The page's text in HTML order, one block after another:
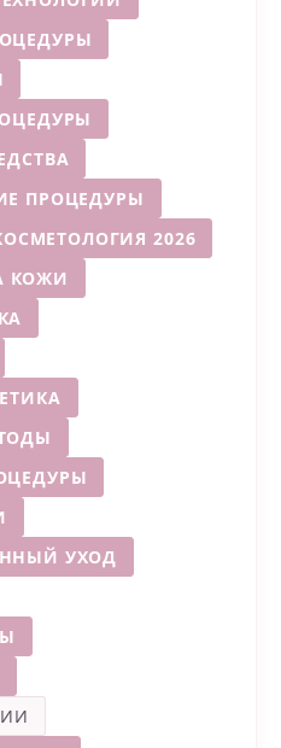
ПРОЦЕДУРЫ
2026
КОЖИ
УХОД